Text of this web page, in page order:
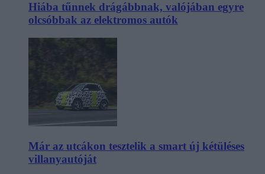
Hiába tűnnek drágábbnak, valójában egyre
olcsóbbak az elektromos autók
Már az utcákon tesztelik a smart új kétüléses
villanyautóját